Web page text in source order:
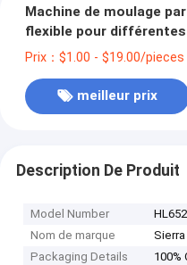
Machine de moulage
flexible pour
Prix：$1.00 - $19.00/pieces
meilleur prix
Description De Produit
Model Number
Nom de marque
Packaging Details
100%